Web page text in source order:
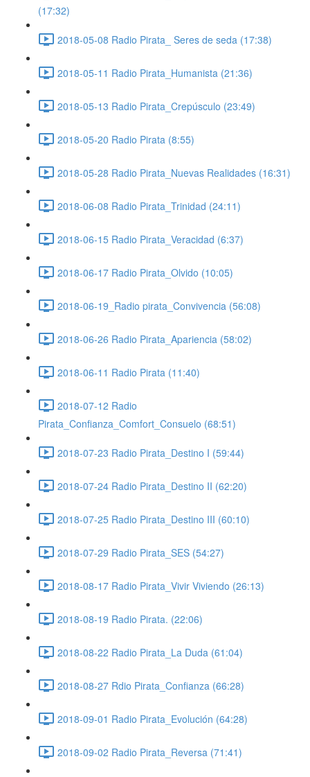
(17:32)
2018-05-08 Radio Pirata_ Seres de seda (17:38)
2018-05-11 Radio Pirata_Humanista (21:36)
2018-05-13 Radio Pirata_Crepúsculo (23:49)
2018-05-20 Radio Pirata (8:55)
2018-05-28 Radio Pirata_Nuevas Realidades (16:31)
2018-06-08 Radio Pirata_Trinidad (24:11)
2018-06-15 Radio Pirata_Veracidad (6:37)
2018-06-17 Radio Pirata_Olvido (10:05)
2018-06-19_Radio pirata_Convivencia (56:08)
2018-06-26 Radio Pirata_Apariencia (58:02)
2018-06-11 Radio Pirata (11:40)
2018-07-12 Radio
Pirata_Confianza_Comfort_Consuelo (68:51)
2018-07-23 Radio Pirata_Destino I (59:44)
2018-07-24 Radio Pirata_Destino II (62:20)
2018-07-25 Radio Pirata_Destino III (60:10)
2018-07-29 Radio Pirata_SES (54:27)
2018-08-17 Radio Pirata_Vivir Viviendo (26:13)
2018-08-19 Radio Pirata. (22:06)
2018-08-22 Radio Pirata_La Duda (61:04)
2018-08-27 Rdio Pirata_Confianza (66:28)
2018-09-01 Radio Pirata_Evolución (64:28)
2018-09-02 Radio Pirata_Reversa (71:41)